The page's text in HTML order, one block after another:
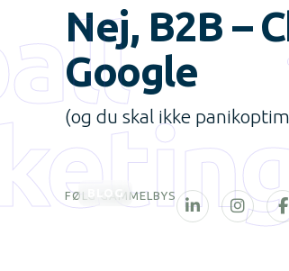
Nej, B2B –
Google
(og du skal ikke
BLOG
FØLG GAMMELBYS